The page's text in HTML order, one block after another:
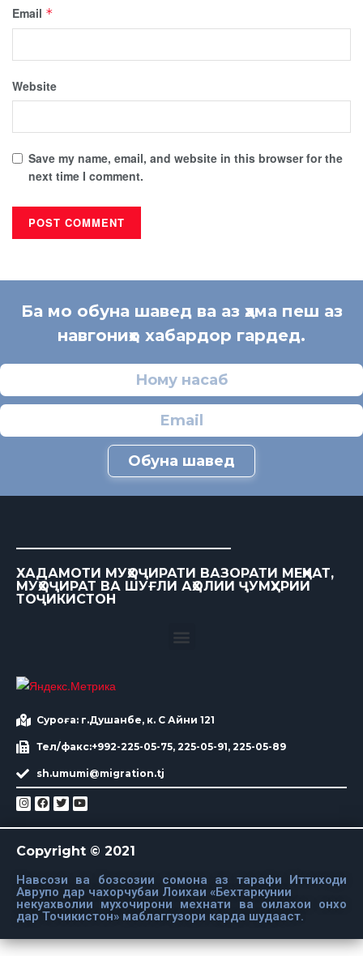
Email *
Website
Save my name, email, and website in this browser for the
next time I comment.
Ба мо обуна шавед ва аз ҳама пеш аз
навгониҳо хабардор гардед.
Обуна шавед
ХАДАМОТИ МУҲОҶИРАТИ ВАЗОРАТИ МЕҲНАТ,
МУҲОҶИРАТ ВА ШУҒЛИ АҲОЛИИ ҶУМҲУРИИ
ТОҶИКИСТОН
Суроға: г.Душанбе, к. С Айни 121
Тел/факс:+992-225-05-75, 225-05-91, 225-05-89
sh.umumi@migration.tj
Copyright © 2021
Навсози ва бозсозии сомона аз тарафи Иттиходи
Аврупо дар чахорчубаи Лоихаи «Бехтаркунии
некуахволии мухочирони мехнати ва оилахои онхо
дар Точикистон» маблаггузори карда шудааст.